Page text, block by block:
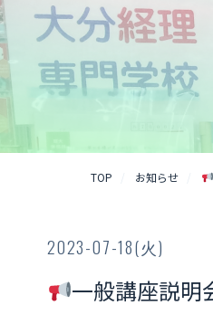
TOP お知らせ
2023-07-18(火)
一般講座説明